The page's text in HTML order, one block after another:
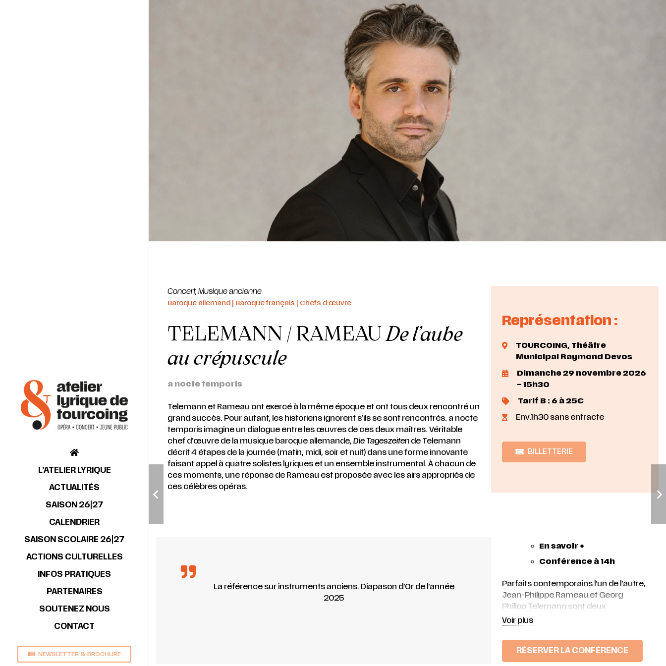
L’ATELIER LYRIQUE
ACTUALITÉS
SAISON 26|27
CALENDRIER
SAISON SCOLAIRE 26|27
ACTIONS CULTURELLES
INFOS PRATIQUES
PARTENAIRES
SOUTENEZ NOUS
CONTACT
NEWSLETTER & BROCHURE
Concert,Musique ancienne
Baroque allemand | Baroque français | Chefs d’œuvre
TELEMANN / RAMEAU De l’aube
au crépuscule
a nocte temporis
Telemann et Rameau ont exercé à la même époque et ont tous deux rencontré un
grand succès. Pour autant, les historiens ignorent s’ils se sont rencontrés. a nocte
temporis imagine un dialogue entre les œuvres de ces deux maîtres. Véritable
chef d’œuvre de la musique baroque allemande, Die Tageszeitende Telemann
décrit 4 étapes de la journée (matin, midi, soir et nuit) dans une forme innovante
faisant appel à quatre solistes lyriques et un ensemble instrumental. À chacun de
ces moments, une réponse de Rameau est proposée avec les airs appropriés de
ces célèbres opéras.
Représentation :
TOURCOING, Théâtre
Municipal Raymond Devos
Dimanche 29 novembre 2026
– 15h30
Tarif B : 6 à 25€
Env.1h30 sans entracte
BILLETTERIE
La référence sur instruments anciens. Diapason d’Or de l’année
2025
En savoir +
Conférence à 14h
Parfaits contemporains l’un de l’autre,
Jean-Philippe Rameau et Georg
Philipp Telemann sont deux
compositeurs incontournables de la
Si Rameau jouit encore aujourd’hui
d’une grande visibilité et d’une
programmation abondante,
Voir plus
RÉSERVER LA CONFÉRENCE